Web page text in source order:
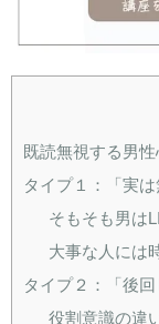
既読無視する男性
タイプ１：「実
そもそも男は
大事な人には
タイプ２：「後
役割意識の違